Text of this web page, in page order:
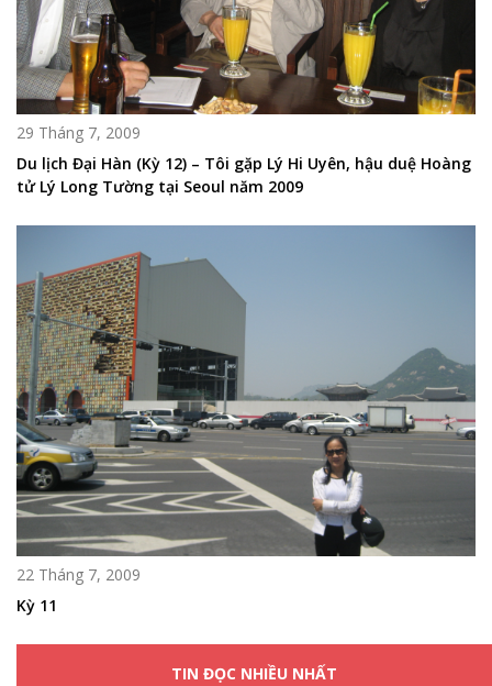
29 Tháng 7, 2009
Du lịch Đại Hàn (Kỳ 12) – Tôi gặp Lý Hi Uyên, hậu duệ Hoàng
tử Lý Long Tường tại Seoul năm 2009
22 Tháng 7, 2009
Kỳ 11
TIN ĐỌC NHIỀU NHẤT